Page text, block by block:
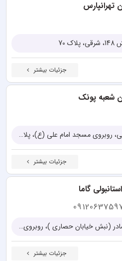
تهرانپارس
جزئیات بیشتر
شعبه پونک
تهران، پونک، خیابان میرزا بابایی، روبروی مسجد امام علی (ع)، پلاک ۶۶
جزئیات بیشتر
گاما
تهران، میرداماد، قبل از میدان مادر (نبش خیابان حصاری )، روبروی لایکو، پلاک ۱۴۰، طبقه چهارم غربی
جزئیات بیشتر